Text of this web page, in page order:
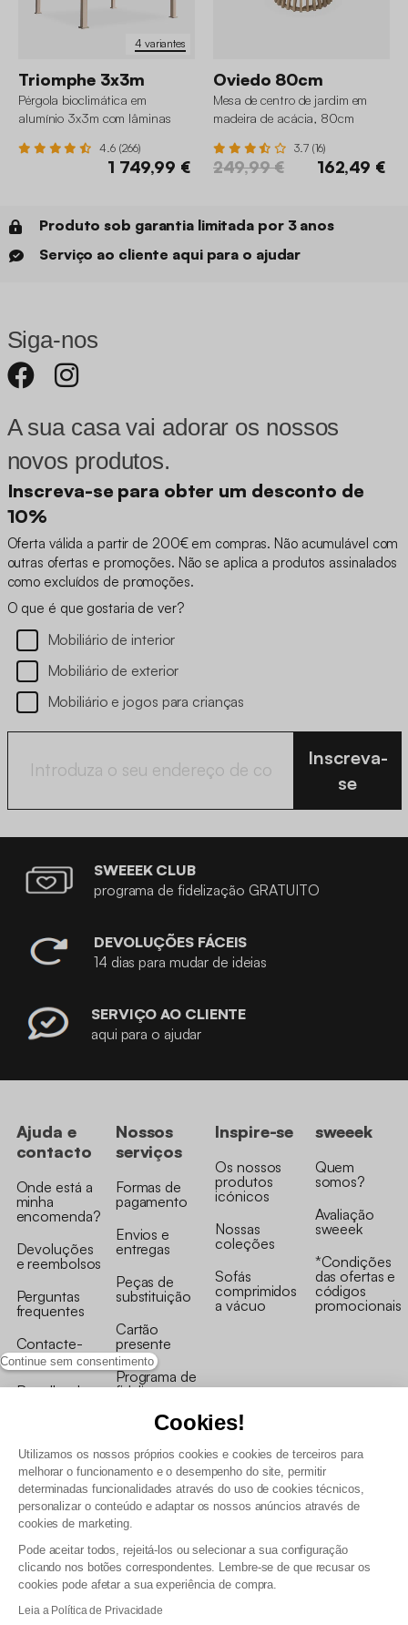
Continue sem consentimento
Cookies!
Utilizamos os nossos próprios cookies e cookies de terceiros para
melhorar o funcionamento e o desempenho do site, permitir
determinadas funcionalidades através do uso de cookies técnicos,
personalizar o conteúdo e adaptar os nossos anúncios através de
cookies de marketing.
Pode aceitar todos, rejeitá-los ou selecionar a sua configuração
clicando nos botões correspondentes. Lembre-se de que recusar os
cookies pode afetar a sua experiência de compra.
Leia a Política de Privacidade
4 variantes
Triomphe 3x3m
Pérgola bioclimática em
alumínio 3x3m com lâminas
4.6 (266)
1 749,99 €
Oviedo 80cm
Mesa de centro de jardim em
madeira de acácia, 80cm
3.7 (16)
249,99 € 162,49 €
Produto sob garantia limitada por 3 anos
Serviço ao cliente aqui para o ajudar
Siga-nos
A sua casa vai adorar os nossos
novos produtos.
Inscreva-se para obter um desconto de
10%
Oferta válida a partir de 200€ em compras. Não acumulável com
outras ofertas e promoções. Não se aplica a produtos assinalados
como excluídos de promoções.
O que é que gostaria de ver?
Mobiliário de interior
Mobiliário de exterior
Mobiliário e jogos para crianças
Inscreva-
se
SWEEEK CLUB
programa de fidelização GRATUITO
DEVOLUÇÕES FÁCEIS
14 dias para mudar de ideias
SERVIÇO AO CLIENTE
aqui para o ajudar
Ajuda e
contacto
Onde está a
minha
encomenda?
Devoluções
e reembolsos
Perguntas
frequentes
Contacte-
nos
Recolha de
Nossos
serviços
Formas de
pagamento
Envios e
entregas
Peças de
substituição
Cartão
presente
Programa de
fidelizaçao
Inspire-se
Os nossos
produtos
icónicos
Nossas
coleções
Sofás
comprimidos
a vácuo
sweeek
Quem
somos?
Avaliação
sweeek
*Condições
das ofertas e
códigos
promocionais
Termos e Condições Gerais de Venda e Aviso Legal
Gestão de dados pessoais e política de cookies
Termos e condições gerais de venda pro
Declaração de Acessibilidade